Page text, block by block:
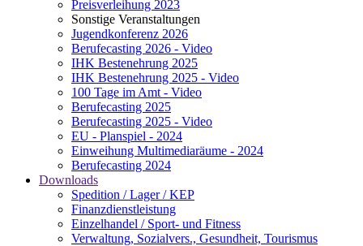
Preisverleihung 2023
Sonstige Veranstaltungen
Jugendkonferenz 2026
Berufecasting 2026 - Video
IHK Bestenehrung 2025
IHK Bestenehrung 2025 - Video
100 Tage im Amt - Video
Berufecasting 2025
Berufecasting 2025 - Video
EU - Planspiel - 2024
Einweihung Multimediaräume - 2024
Berufecasting 2024
Downloads
Spedition / Lager / KEP
Finanzdienstleistung
Einzelhandel / Sport- und Fitness
Verwaltung, Sozialvers., Gesundheit, Tourismus